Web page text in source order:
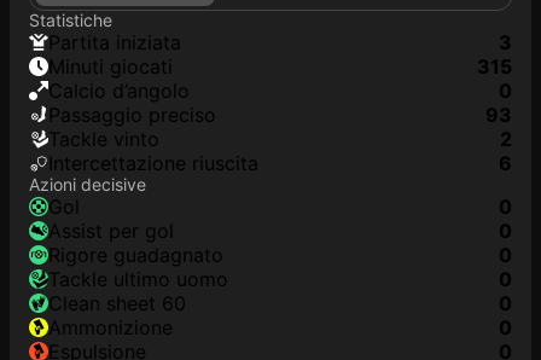
Statistiche
Partita iniziata
3
Minuti giocati
315
Calcio d’angolo
0
Passaggio preciso
93
Tackle vinto
2
Intercettazione riuscita
6
Azioni decisive
Gol
0
Assist per gol
0
Rigore guadagnato
0
Tackle ultimo uomo
0
clean sheet 60
0
Ammonizione
0
Espulsione
0